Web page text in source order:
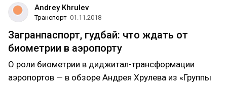
Andrey Khrulev
Транспорт 01.11.2018
Загранпаспорт, гудбай: что ждать от
биометрии в аэропорту
О роли биометрии в диджитал-трансформации
аэропортов — в обзоре Андрея Хрулева из «Группы